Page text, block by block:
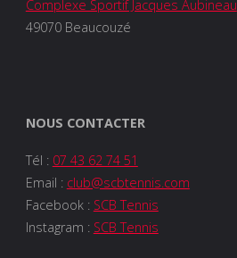
Complexe Sportif Jacques Aubineau
49070 Beaucouzé
NOUS CONTACTER
Tél : 07 43 62 74 51
Email : club@scbtennis.com
Facebook : SCB Tennis
Instagram : SCB Tennis